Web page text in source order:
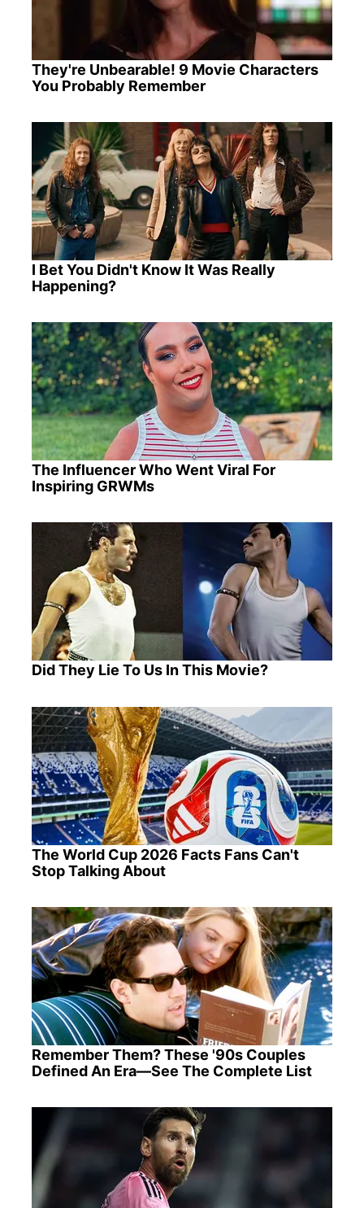
They're Unbearable! 9 Movie Characters
You Probably Remember
I Bet You Didn't Know It Was Really
Happening?
The Influencer Who Went Viral For
Inspiring GRWMs
Did They Lie To Us In This Movie?
The World Cup 2026 Facts Fans Can't
Stop Talking About
Remember Them? These '90s Couples
Defined An Era—See The Complete List